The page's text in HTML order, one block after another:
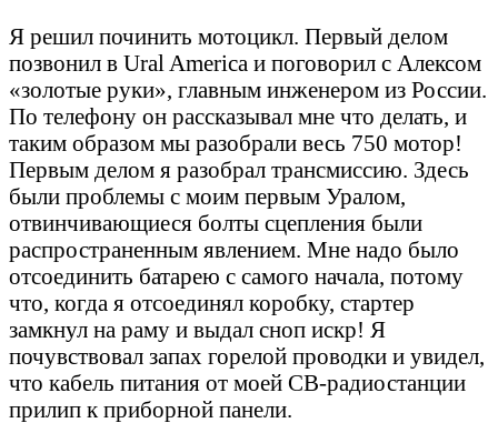
Я решил починить мотоцикл. Первый делом
позвонил в Ural America и поговорил с Алексом
«золотые руки», главным инженером из России.
По телефону он рассказывал мне что делать, и
таким образом мы разобрали весь 750 мотор!
Первым делом я разобрал трансмиссию. Здесь
были проблемы с моим первым Уралом,
отвинчивающиеся болты сцепления были
распространенным явлением. Мне надо было
отсоединить батарею с самого начала, потому
что, когда я отсоединял коробку, стартер
замкнул на раму и выдал сноп искр! Я
почувствовал запах горелой проводки и увидел,
что кабель питания от моей CB-радиостанции
прилип к приборной панели.